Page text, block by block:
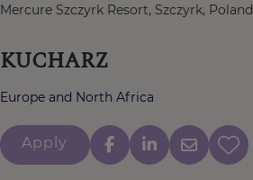
Mercure Szczyrk Resort, Szczyrk, Poland
KUCHARZ
Europe and North Africa
Apply